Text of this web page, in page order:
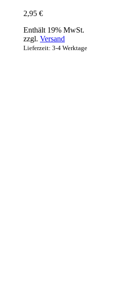
2,95 €
Enthält 19% MwSt.
zzgl. Versand
Lieferzeit: 3-4 Werktage